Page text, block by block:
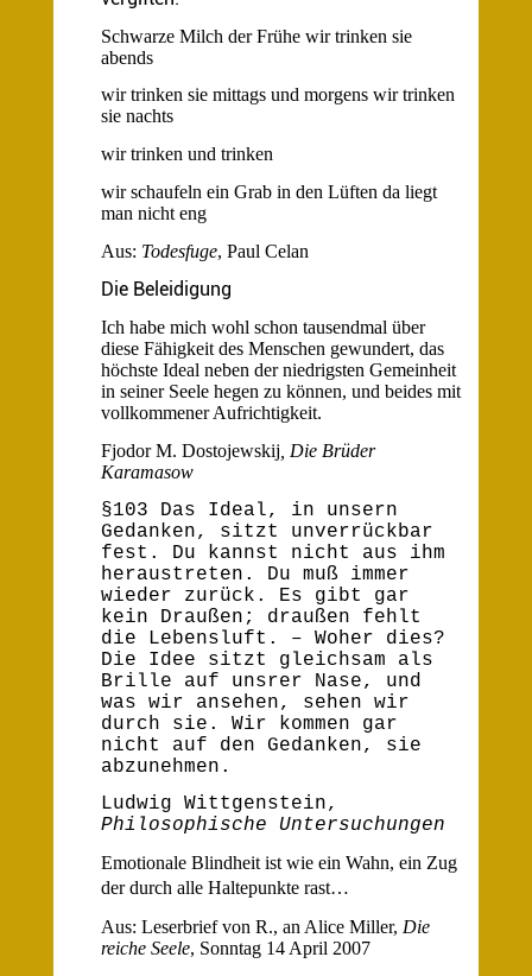
Schwarze Milch der Frühe wir trinken sie
abends
wir trinken sie mittags und morgens wir trinken
sie nachts
wir trinken und trinken
wir schaufeln ein Grab in den Lüften da liegt
man nicht eng
Aus: Todesfuge, Paul Celan
Die Beleidigung
Ich habe mich wohl schon tausendmal über
diese Fähigkeit des Menschen gewundert, das
höchste Ideal neben der niedrigsten Gemeinheit
in seiner Seele hegen zu können, und beides mit
vollkommener Aufrichtigkeit.
Fjodor M. Dostojewskij , Die Brüder
Karamasow
§103 Das Ideal, in unsern
Gedanken, sitzt unverrückbar
fest. Du kannst nicht aus ihm
heraustreten. Du muß immer
wieder zurück. Es gibt gar
kein Draußen; draußen fehlt
die Lebensluft. – Woher dies?
Die Idee sitzt gleichsam als
Brille auf unsrer Nase, und
was wir ansehen, sehen wir
durch sie. Wir kommen gar
nicht auf den Gedanken, sie
abzunehmen.
Ludwig Wittgenstein,
Philosophische Untersuchungen
Emotionale Blindheit ist wie ein Wahn, ein Zug
der durch alle Haltepunkte rast…
Aus: Leserbrief von R., an Alice Miller, Die
reiche Seele, Sonntag 14 April 2007